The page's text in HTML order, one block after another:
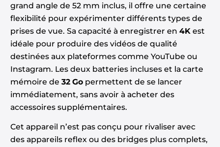
grand angle de 52 mm inclus, il offre une certaine
flexibilité pour expérimenter différents types de
prises de vue. Sa capacité à enregistrer en 4Kest
idéale pour produire des vidéos de qualité
destinées aux plateformes comme YouTube ou
Instagram. Les deux batteries incluses et la carte
mémoire de 32 Gopermettent de se lancer
immédiatement, sans avoir à acheter des
accessoires supplémentaires.
Cet appareil n’est pas conçu pour rivaliser avec
des appareils reflex ou des bridges plus complets,